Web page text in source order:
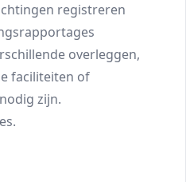
registreren
overleggen,
faciliteiten of
zijn.